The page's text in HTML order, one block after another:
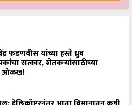
फडणवीस यांच्या हस्ते ध्रुव
सत्कार, शेतकऱ्यांसाठीच्या
ओळख!